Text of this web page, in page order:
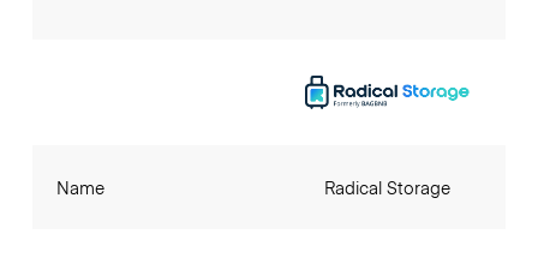
Name Radical Storage